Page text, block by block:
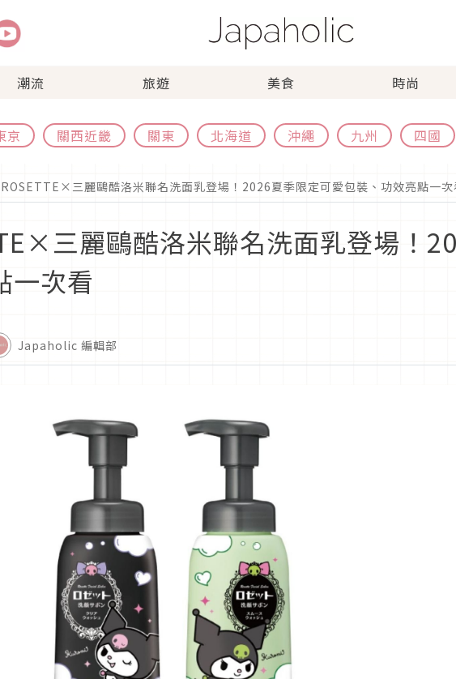
潮流 旅遊 美食 時尚
京 關西近畿 關東 北海道 沖繩 九州 四國
三麗鷗酷洛米聯名洗面乳登場！2026夏季限定可愛包裝、功效亮點一次
三麗鷗酷洛米聯名洗面乳登場！
一次看
Japaholic 編輯部